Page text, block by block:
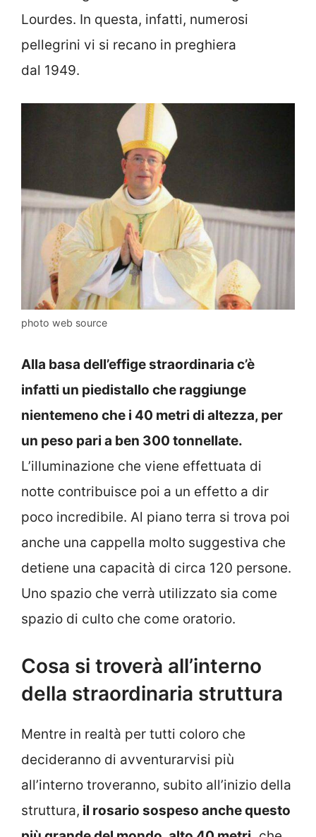
Lourdes. In questa, infatti, numerosi
pellegrini vi si recano in preghiera
dal 1949.
photo web source
Alla basa dell’effige straordinaria c’è
infatti un piedistallo che raggiunge
nientemeno che i 40 metri di altezza, per
un peso pari a ben 300 tonnellate.
L’illuminazione che viene effettuata di
notte contribuisce poi a un effetto a dir
poco incredibile. Al piano terra si trova poi
anche una cappella molto suggestiva che
detiene una capacità di circa 120 persone.
Uno spazio che verrà utilizzato sia come
spazio di culto che come oratorio.
Cosa si troverà all’interno
della straordinaria struttura
Mentre in realtà per tutti coloro che
decideranno di avventurarvisi più
all’interno troveranno, subito all’inizio della
struttura, il rosario sospeso anche questo